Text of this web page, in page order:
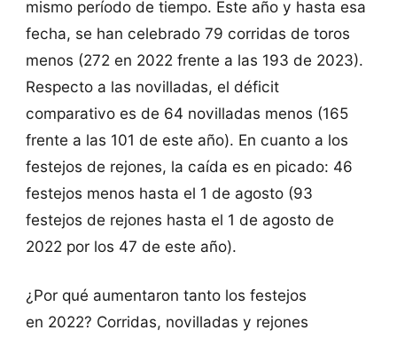
mismo período de tiempo. Este año y hasta esa
fecha, se han celebrado 79 corridas de toros
menos (272 en 2022 frente a las 193 de 2023).
Respecto a las novilladas, el déficit
comparativo es de 64 novilladas menos (165
frente a las 101 de este año). En cuanto a los
festejos de rejones, la caída es en picado: 46
festejos menos hasta el 1 de agosto (93
festejos de rejones hasta el 1 de agosto de
2022 por los 47 de este año).
¿Por qué aumentaron tanto los festejos
en 2022? Corridas, novilladas y rejones